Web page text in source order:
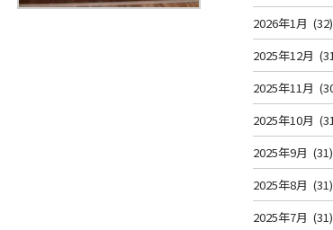
2026年1月 (32)
2025年12月
2025年11月
2025年10月
2025年9月 (31)
2025年8月 (31)
2025年7月 (31)